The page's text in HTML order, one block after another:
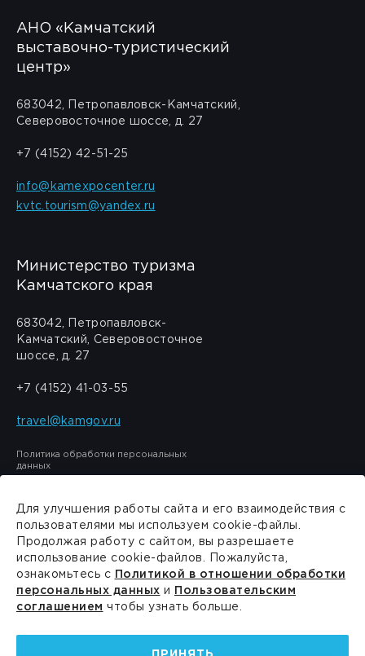
АНО «Камчатский
выставочно-туристический
центр»
683042, Петропавловск-Камчатский,
Северовосточное шоссе, д. 27
+7 (4152) 42-51-25
info@kamexpocenter.ru
kvtc.tourism@yandex.ru
Министерство туризма
Камчатского края
683042, Петропавловск-
Камчатский, Северовосточное
шоссе, д. 27
+7 (4152) 41-03-55
travel@kamgov.ru
Политика обработки персональных
данных
Сделано в
Для улучшения работы сайта и его взаимодействия с
пользователями мы используем cookie-файлы.
Продолжая работу с сайтом, вы разрешаете
использование cookie-файлов. Пожалуйста,
ознакомьтесь с Политикой в отношении обработки
персональных данных и
Пользовательским
соглашением чтобы узнать больше.